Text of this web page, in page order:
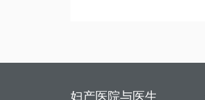
妇产医院与医生